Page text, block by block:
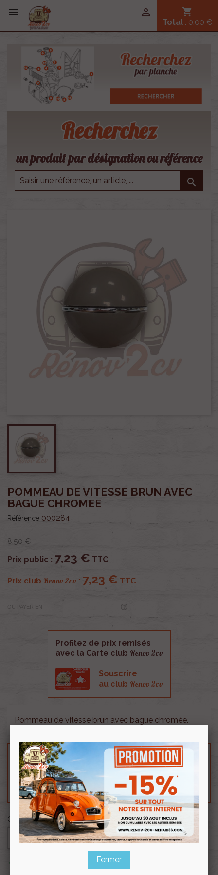
 shopping_cart
Total : 0,00 €

Recherchez
un produit par désignation ou référence

POMMEAU DE VITESSE BRUN AVEC
BAGUE CHROMEE
Référence 000284
8,50 €
Prix public : 7,23 € TTC
Prix club Renov 2cv : 7,23 € TTC
OU PAYER EN
Profitez de prix remisés
avec la Carte club Renov 2cv
Souscrire
au club Renov 2cv
Pommeau de vitesse brun avec bague chromée.
Besoin d'un renseignement technique sur le produit
? N'hésitez pas à contacter notre service
technique au0254 277 154
ou par mail à
renov2cv.technique@gmail.com
Quantité
 AJOUTER AU PANIER
 Fermer